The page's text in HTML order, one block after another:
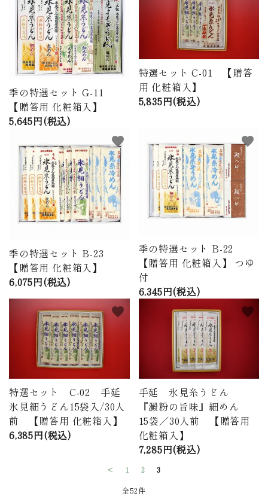
季の特選セット G-11
【贈答用 化粧箱入】
5,645円(税込)
特選セット C-01 【贈答
用 化粧箱入】
5,835円(税込)
季の特選セット B-23
【贈答用 化粧箱入】
6,075円(税込)
favorite
季の特選セット B-22
【贈答用 化粧箱入】 つゆ
付
6,345円(税込)
favorite
特選セット C-02 手延
氷見細うどん15袋入/30人
前 【贈答用 化粧箱入】
6,385円(税込)
favorite
手延 氷見糸うどん
『澱粉の旨味』細めん
15袋／30人前 【贈答用
化粧箱入】
7,285円(税込)
favorite
< 1 2 3
全52件